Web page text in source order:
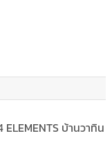
บ้านวาทิน